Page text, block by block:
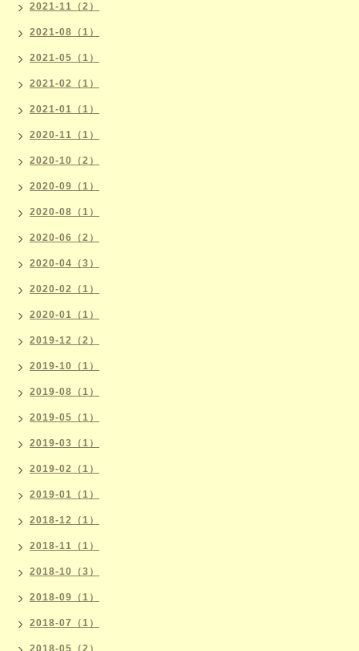
2021-11（2）
2021-08（1）
2021-05（1）
2021-02（1）
2021-01（1）
2020-11（1）
2020-10（2）
2020-09（1）
2020-08（1）
2020-06（2）
2020-04（3）
2020-02（1）
2020-01（1）
2019-12（2）
2019-10（1）
2019-08（1）
2019-05（1）
2019-03（1）
2019-02（1）
2019-01（1）
2018-12（1）
2018-11（1）
2018-10（3）
2018-09（1）
2018-07（1）